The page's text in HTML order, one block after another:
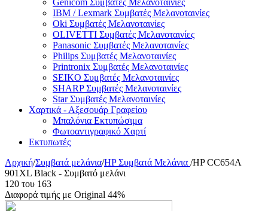
Genicom Συμβατές Μελανοταινίες
IBM / Lexmark Συμβατές Μελανοταινίες
Oki Συμβατές Μελανοταινίες
OLIVETTI Συμβατές Μελανοταινίες
Panasonic Συμβατές Μελανοταινίες
Philips Συμβατές Μελανοταινίες
Printronix Συμβατές Μελανοταινίες
SEIKO Συμβατές Μελανοταινίες
SHARP Συμβατές Μελανοταινίες
Star Συμβατές Μελανοταινίες
Χαρτικά - Αξεσουάρ Γραφείου
Μπαλόνια Εκτυπώσιμα
Φωτοαντιγραφικό Χαρτί
Εκτυπωτές
Αρχική/Συμβατά μελάνια/HP Συμβατά Μελάνια /HP CC654A
901XL Black - Συμβατό μελάνι
120 του 163
Διαφορά τιμής με Original 44%